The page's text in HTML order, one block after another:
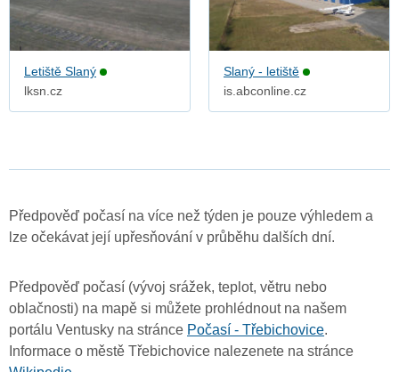
Letiště Slaný
lksn.cz
Slaný - letiště
is.abconline.cz
Předpověď počasí na více než týden je pouze výhledem a
lze očekávat její upřesňování v průběhu dalších dní.
Předpověď počasí (vývoj srážek, teplot, větru nebo
oblačnosti) na mapě si můžete prohlédnout na našem
portálu Ventusky na stránce Počasí - Třebichovice.
Informace o městě Třebichovice nalezenete na stránce